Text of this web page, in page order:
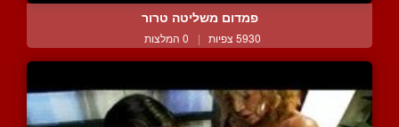
פמדום משליטה טרור
5930 צפיות | 0 המלצות